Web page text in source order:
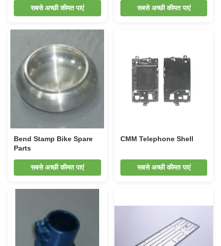
सबसे अच्छी कीमत पाएं सबसे अच्छी कीमत पाएं
Bend Stamp Bike Spare
Parts
सबसे अच्छी कीमत पाएं
CMM Telephone Shell
सबसे अच्छी कीमत पाएं